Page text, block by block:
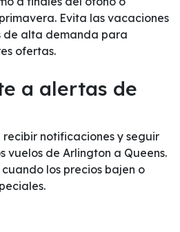
Evita las vacaciones
de alta demanda para
ofertas.
a alertas de
notificaciones y seguir
vuelos de Arlington a Queens.
los precios bajen o